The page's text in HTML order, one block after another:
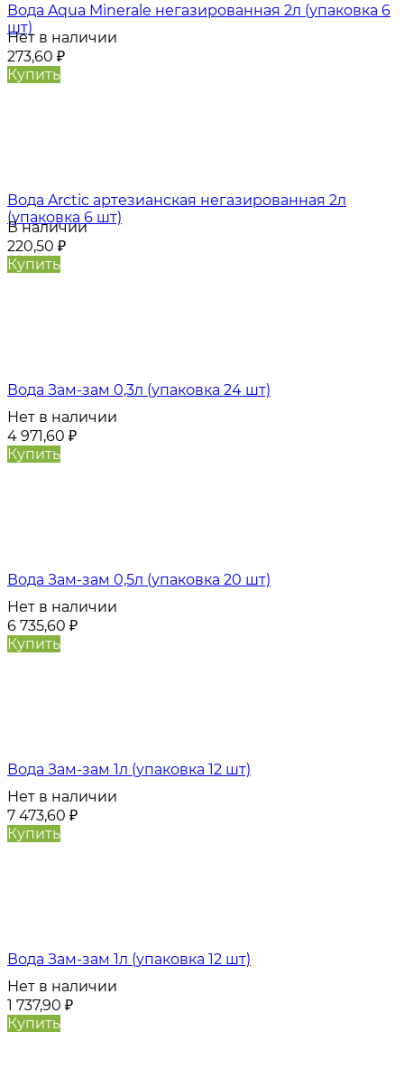
Вода Aqua Minerale негазированная 2л (упаковка 6
шт)
Нет в наличии
273,60 ₽
Купить
Вода Arctic артезианская негазированная 2л
(упаковка 6 шт)
В наличии
220,50 ₽
Купить
Вода Зам-зам 0,3л (упаковка 24 шт)
Нет в наличии
4 971,60 ₽
Купить
Вода Зам-зам 0,5л (упаковка 20 шт)
Нет в наличии
6 735,60 ₽
Купить
Вода Зам-зам 1л (упаковка 12 шт)
Нет в наличии
7 473,60 ₽
Купить
Вода Зам-зам 1л (упаковка 12 шт)
Нет в наличии
1 737,90 ₽
Купить